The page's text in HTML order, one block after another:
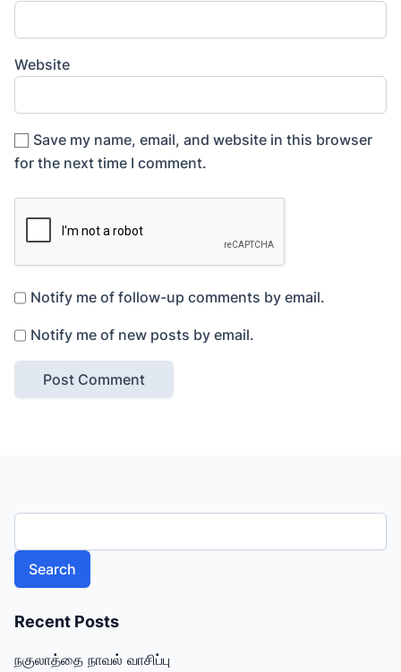
Website
Save my name, email, and website in this browser
for the next time I comment.
Notify me of follow-up comments by email.
Notify me of new posts by email.
Search
Recent Posts
நகுலாத்தை நாவல் வாசிப்பு